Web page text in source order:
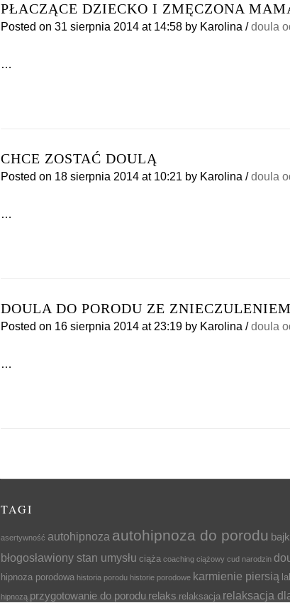
PŁACZĄCE DZIECKO I ZMĘCZONA
Posted on 31 sierpnia 2014 at 14:58 by Karolina /doula
…
CHCE ZOSTAĆ DOULĄ
Posted on 18 sierpnia 2014 at 10:21 by Karolina /doula
…
DOULA DO PORODU ZE ZNIECZULENIEM
Posted on 16 sierpnia 2014 at 23:19 by Karolina /doula
…
TAGI
asertywność autohipnoza autohipnoza do porodu
błogosławiony stan umysłu ciąża coaching ciążowy cud narodzin
hipnoza porodowa historia porodu historie porodowe karmienie piersią
hipnozą przygotowanie do porodu relaks relaksacja relaksacja